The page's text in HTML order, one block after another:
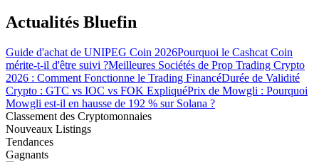
Apprenez le Staking
Actualités Bluefin
Guide d'achat de UNIPEG Coin 2026Pourquoi le Cashcat Coin
mérite-t-il d'être suivi ?Meilleures Sociétés de Prop Trading Crypto
2026 : Comment Fonctionne le Trading FinancéDurée de Validité
Crypto : GTC vs IOC vs FOK ExpliquéPrix de Mowgli : Pourquoi
Mowgli est-il en hausse de 192 % sur Solana ?
Classement des Cryptomonnaies
Nouveaux Listings
Tendances
Gagnants